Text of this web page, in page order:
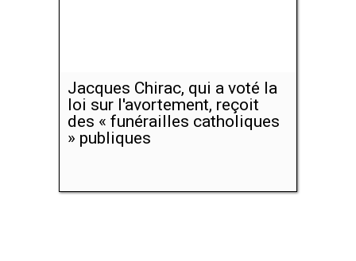
Jacques Chirac, qui a voté la
loi sur l'avortement, reçoit
des « funérailles catholiques
» publiques